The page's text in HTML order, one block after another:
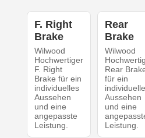
F. Right
Brake
Wilwood
Hochwertiger
F. Right
Brake für ein
individuelles
Aussehen
und eine
angepasste
Leistung.
Rear
Brake
Wilwood
Rear
für ein
Aussehen
und eine
Leistung.